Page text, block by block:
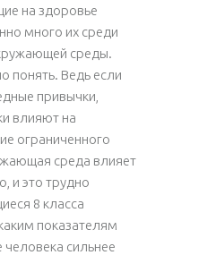
на здоровье
много их среди
среды.
понять. Ведь если
привычки,
влияют на
ограниченного
среда влияет
и это трудно
8 класса
показателям
человека сильнее